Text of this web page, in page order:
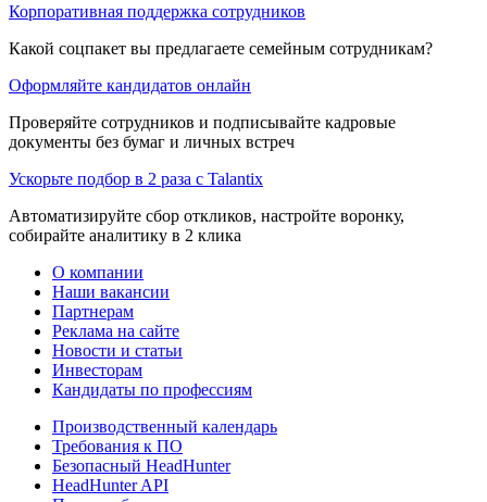
Корпоративная поддержка сотрудников
Какой соцпакет вы предлагаете семейным сотрудникам?
Оформляйте кандидатов онлайн
Проверяйте сотрудников и подписывайте кадровые
документы без бумаг и личных встреч
Ускорьте подбор в 2 раза с Talantix
Автоматизируйте сбор откликов, настройте воронку,
собирайте аналитику в 2 клика
О компании
Наши вакансии
Партнерам
Реклама на сайте
Новости и статьи
Инвесторам
Кандидаты по профессиям
Производственный календарь
Требования к ПО
Безопасный HeadHunter
HeadHunter API